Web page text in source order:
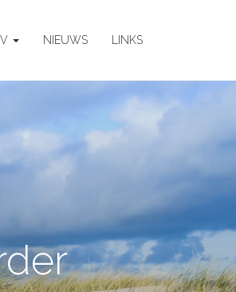
NIEUWS LINKS